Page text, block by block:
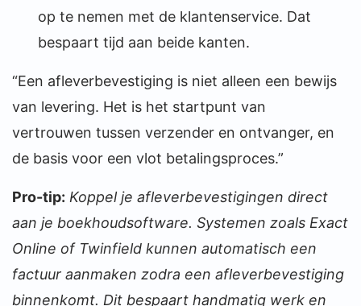
op te nemen met de klantenservice. Dat
bespaart tijd aan beide kanten.
“Een afleverbevestiging is niet alleen een bewijs
van levering. Het is het startpunt van
vertrouwen tussen verzender en ontvanger, en
de basis voor een vlot betalingsproces.”
Pro-tip: Koppel je afleverbevestigingen direct
aan je boekhoudsoftware. Systemen zoals Exact
Online of Twinfield kunnen automatisch een
factuur aanmaken zodra een afleverbevestiging
binnenkomt. Dit bespaart handmatig werk en